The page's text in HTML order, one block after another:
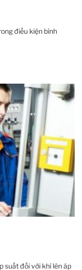
điều kiện bình
suất đối với khí lên áp